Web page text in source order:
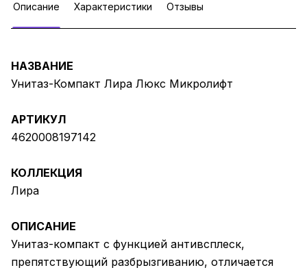
Описание Характеристики Отзывы
НАЗВАНИЕ
Унитаз-Компакт Лира Люкс Микролифт
АРТИКУЛ
4620008197142
КОЛЛЕКЦИЯ
Лира
ОПИСАНИЕ
Унитаз-компакт с функцией антивсплеск,
препятствующий разбрызгиванию, отличается